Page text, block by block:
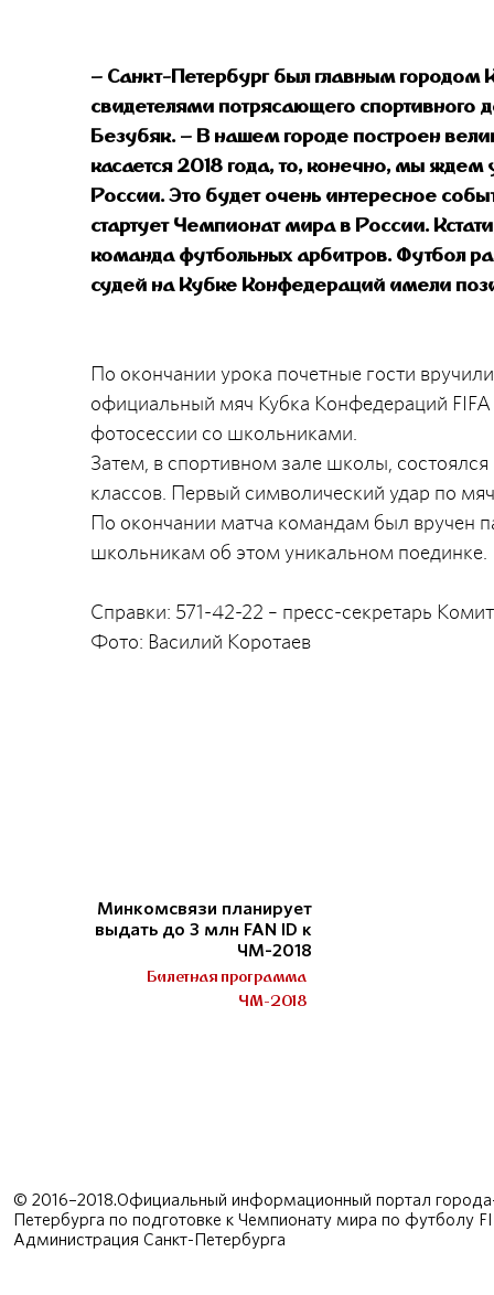
– Санкт-Петербург был главным городом
свидетелями потрясающего спортивного
Безубяк. – В нашем городе построен
касается 2018 года, то, конечно, мы
России. Это будет очень интересное
стартует Чемпионат мира в России.
команда футбольных арбитров. Футбол
судей на Кубке Конфедераций имели
По окончании урока почетные гости
официальный мяч Кубка Конфедераций
фотосессии со школьниками.
Затем, в спортивном зале школы,
классов. Первый символический удар по
По окончании матча командам был вручен
школьникам об этом уникальном поединке.
Справки: 571-42-22 – пресс-секретарь
Фото: Василий Коротаев
Минкомсвязи планирует
выдать до 3 млн FAN ID к
ЧМ-2018
Билетная программа
ЧМ-2018
© 2016–2018.Официальный информационный портал
Петербурга по подготовке к Чемпионату мира по футболу
Администрация Санкт-Петербурга